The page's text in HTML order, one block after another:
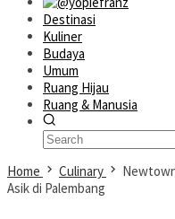
Destinasi
Kuliner
Budaya
Umum
Ruang Hijau
Ruang & Manusia
Home Culinary
Asik di Palembang